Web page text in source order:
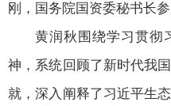
刚，国务院国资委秘书长参
黄润秋围绕学习贯彻
神，系统回顾了新时代我
就，深入阐释了习近平生